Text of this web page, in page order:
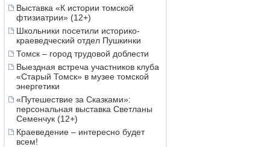
Выставка «К истории томской
фтизиатрии» (12+)
Школьники посетили историко-
краеведческий отдел Пушкинки
Томск – город трудовой доблести
Выездная встреча участников клуба
«Старый Томск» в музее томской
энергетики
«Путешествие за Сказками»:
персональная выставка Светланы
Семенчук (12+)
Краеведение – интересно будет
всем!